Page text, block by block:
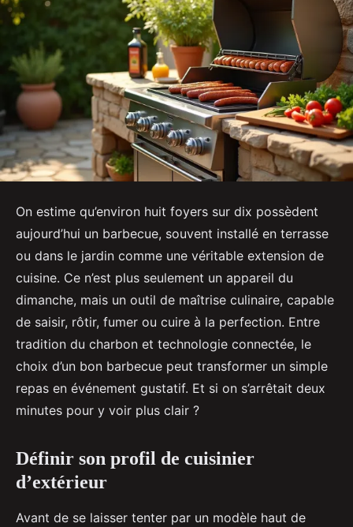
On estime qu’environ huit foyers sur dix possèdent
aujourd’hui un barbecue, souvent installé en terrasse
ou dans le jardin comme une véritable extension de
cuisine. Ce n’est plus seulement un appareil du
dimanche, mais un outil de maîtrise culinaire, capable
de saisir, rôtir, fumer ou cuire à la perfection. Entre
tradition du charbon et technologie connectée, le
choix d’un bon barbecue peut transformer un simple
repas en événement gustatif. Et si on s’arrêtait deux
minutes pour y voir plus clair ?
Définir son profil de cuisinier
d’extérieur
Avant de se laisser tenter par un modèle haut de